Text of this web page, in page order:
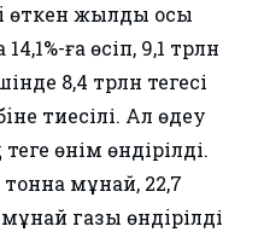
өткен жылдың осы
ға өсіп, 9,1 трлн
8,4 трлн теңгесі
тиесілі. Ал өңдеу
өнім өндірілді.
мұнай, 22,7
газы өндiрілді